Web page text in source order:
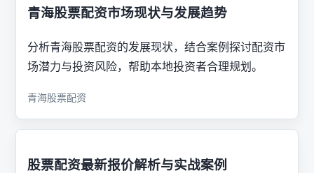
青海股票配资市场现状与发展趋势
分析青海股票配资的发展现状，结合案例探讨配资市
场潜力与投资风险，帮助本地投资者合理规划。
青海股票配资
股票配资最新报价解析与实战案例